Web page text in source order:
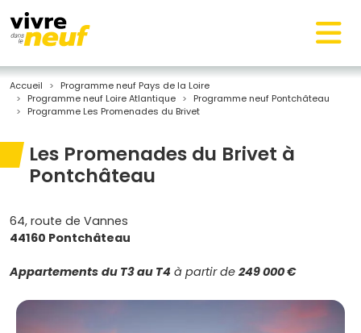
Accueil
Programme neuf Pays de la Loire
Programme neuf Loire Atlantique
Programme neuf Pontchâteau
Programme Les Promenades du Brivet
Les Promenades du Brivet à
Pontchâteau
64, route de Vannes
44160 Pontchâteau
Appartements du T3 au T4 à partir de 249 000 €